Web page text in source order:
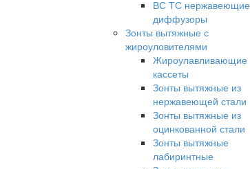
ВС ТС нержавеющие
диффузоры
Зонты вытяжные с
жироуловителями
Жироулавливающие
кассеты
Зонты вытяжные из
нержавеющей стали
Зонты вытяжные из
оцинкованной стали
Зонты вытяжные
лабиринтные